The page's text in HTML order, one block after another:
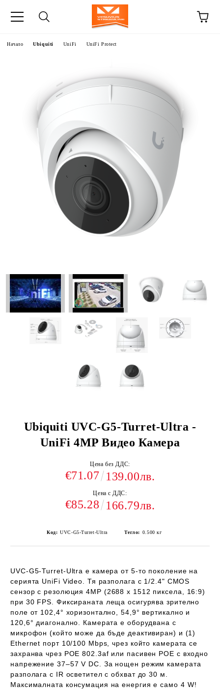
Начало Ubiquiti UniFi UniFi Protect
Ubiquiti UVC-G5-Turret-Ultra -
UniFi 4MP Видео Камера
Цена без ДДС:
€71.07 139.00лв.
Цена с ДДС:
€85.28 166.79лв.
Код: UVC-G5-Turret-Ultra Тегло: 0.500 кг
UVC-G5-Turret-Ultra е камера от 5-то поколение на
серията UniFi Video. Тя разполага с 1/2.4" CMOS
сензор с резолюция4MP (2688 x 1512 пиксела, 16:9)
при 30 FPS . Фиксираната леща осигурява зрително
поле от 102,4° хоризонтално, 54,9° вертикално и
120,6° диагонално. Камерата е оборудвана с
микрофон (който може да бъде деактивиран) и (1)
Ethernet порт 10/100 Mbps, чрез който камерата се
захранва чрез POE 802.3af или пасивен POE с входно
напрежение 37–57 V DC. За нощен режим камерата
разполага с IR осветител с обхват до30 м
Максималната консумация на енергия е само 4 W!